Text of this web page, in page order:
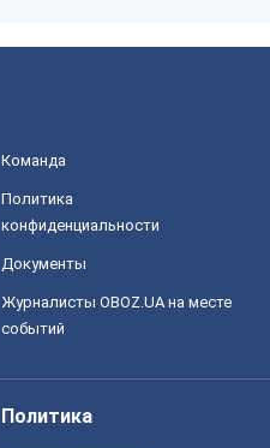
Команда
Политика
конфиденциальности
Документы
Журналисты OBOZ.UA на месте
событий
Политика